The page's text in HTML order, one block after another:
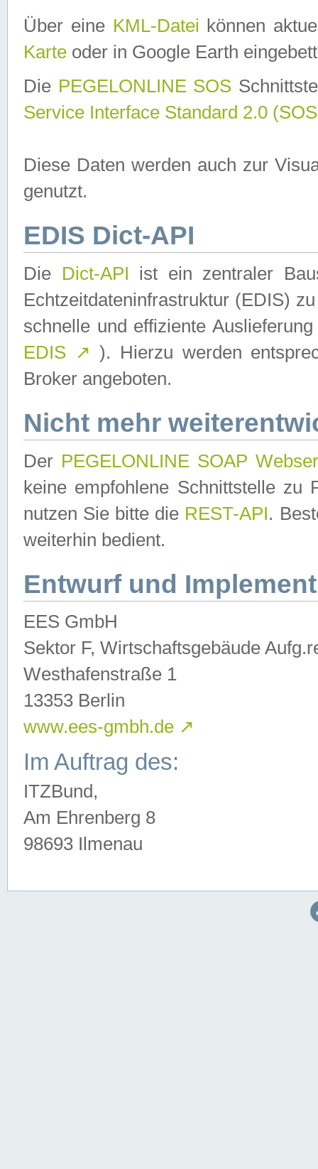
Über eine KML-Datei können
Karte oder in Google Earth
Die PEGELONLINE SOS
Service Interface Standard 2.0
Diese Daten werden auch zur
genutzt.
EDIS Dict-API
Die Dict-API ist ein zentraler
Echtzeitdateninfrastruktur (EDIS)
schnelle und effiziente
EDIS ↗ ). Hierzu werden
Broker angeboten.
Nicht mehr
Der PEGELONLINE SOAP
keine empfohlene Schnittstelle zu
nutzen Sie bitte die REST-API.
weiterhin bedient.
Entwurf und
EES GmbH
Sektor F, Wirtschaftsgebäude
Westhafenstraße 1
13353 Berlin
www.ees-gmbh.de ↗
Im Auftrag des:
ITZBund,
Am Ehrenberg 8
98693 Ilmenau